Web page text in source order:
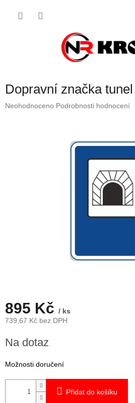
Dopravní značka tunel
Průměrné
Neohodnoceno Podrobnosti hodnocení
895 Kč / ks
739,67 Kč bez DPH
cena:
Na dotaz
Možnosti doručení
Přidat do košíku